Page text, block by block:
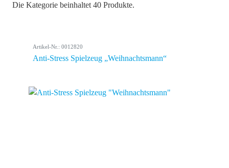
Farbe
Die Kategorie beinhaltet 40 Produkte.
Artikel-Nr.: 0012820
Anti-Stress Spielzeug „Weihnachtsmann“